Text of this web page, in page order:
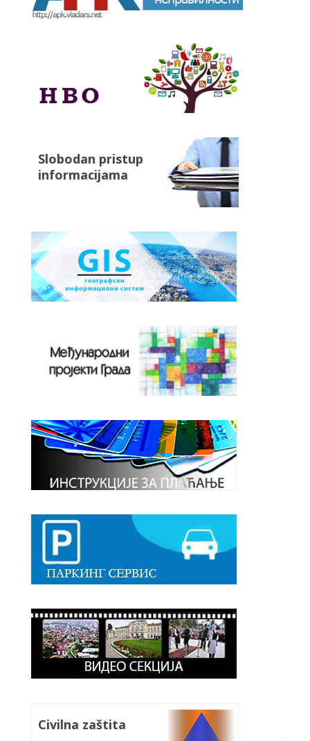
Slobodan pristup
informacijama
Civilna zaštita